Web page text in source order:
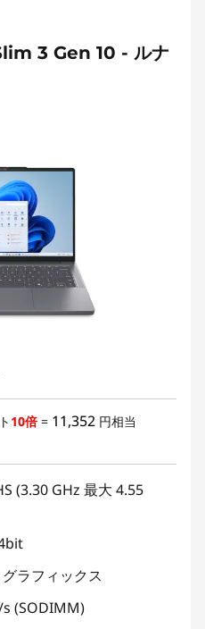
3 Gen 10 - ルナ
10倍= 11,352 円相当
(3.30 GHz 最大 4.55
ラフィックス
s (SODIMM)